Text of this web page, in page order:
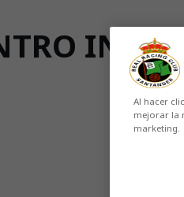
Al hacer
mejorar la
marketing.